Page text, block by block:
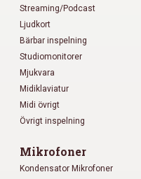
Streaming/Podcast
Ljudkort
Bärbar inspelning
Studiomonitorer
Mjukvara
Midiklaviatur
Midi övrigt
Övrigt inspelning
Mikrofoner
Kondensator Mikrofoner